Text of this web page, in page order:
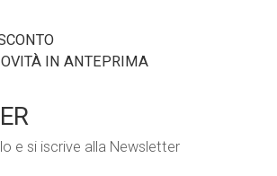
IN ANTEPRIMA
e si iscrive alla Newsletter